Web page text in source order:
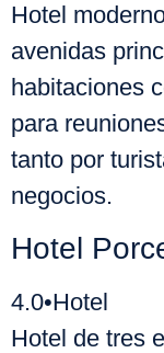
Hotel
avenidas
habitaciones
para
tanto por
negocios.
Hotel
4.0•Hotel
Hotel de tres